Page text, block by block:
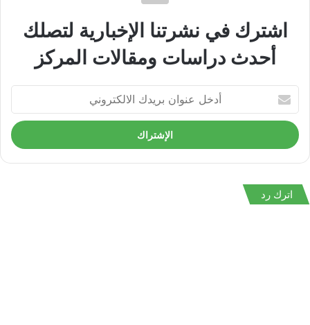
اشترك في نشرتنا الإخبارية لتصلك
أحدث دراسات ومقالات المركز
عنوان
بريدك
الالكتروني
اترك رد